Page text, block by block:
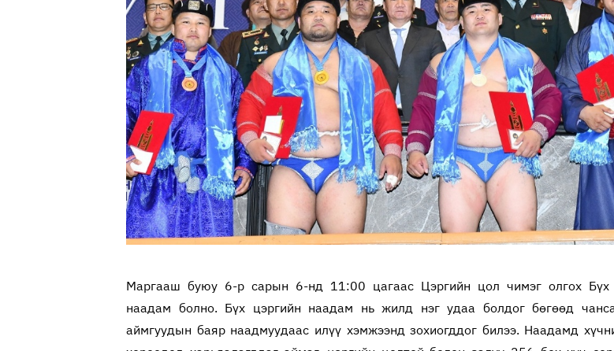
Маргааш буюу 6-р сарын 6-нд 11:00 цагаас Цэргийн цол чимэг олгох Бүх
наадам болно. Бүх цэргийн наадам нь жилд нэг удаа болдог бөгөөд
аймгуудын баяр наадмуудаас илүү хэмжээнд зохиогддог билээ. Наадамд